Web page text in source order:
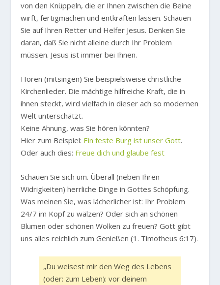
von den Knüppeln, die er Ihnen zwischen die Beine
wirft, fertigmachen und entkräften lassen. Schauen
Sie auf Ihren Retter und Helfer Jesus. Denken Sie
daran, daß Sie nicht alleine durch Ihr Problem
müssen. Jesus ist immer bei Ihnen.
Hören (mitsingen) Sie beispielsweise christliche
Kirchenlieder. Die mächtige hilfreiche Kraft, die in
ihnen steckt, wird vielfach in dieser ach so modernen
Welt unterschätzt.
Keine Ahnung, was Sie hören könnten?
Hier zum Beispiel: Ein feste Burg ist unser Gott.
Oder auch dies: Freue dich und glaube fest
Schauen Sie sich um. Überall (neben Ihren
Widrigkeiten) herrliche Dinge in Gottes Schöpfung.
Was meinen Sie, was lächerlicher ist: Ihr Problem
24/7 im Kopf zu wälzen? Oder sich an schönen
Blumen oder schönen Wolken zu freuen? Gott gibt
uns alles reichlich zum Genießen (1. Timotheus 6:17).
„Du weisest mir den Weg des Lebens
(oder: zum Leben): vor deinem